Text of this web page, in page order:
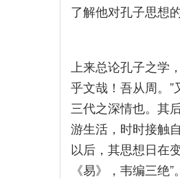
了解他对孔子思想
上来总论孔子之学
乎文哉！吾从周。
三代之深情也。其
游生活，时时接触
以后，其思想日在
《易》，韦编三绝